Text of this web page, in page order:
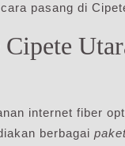
pasang di
internet fiber
berbagai